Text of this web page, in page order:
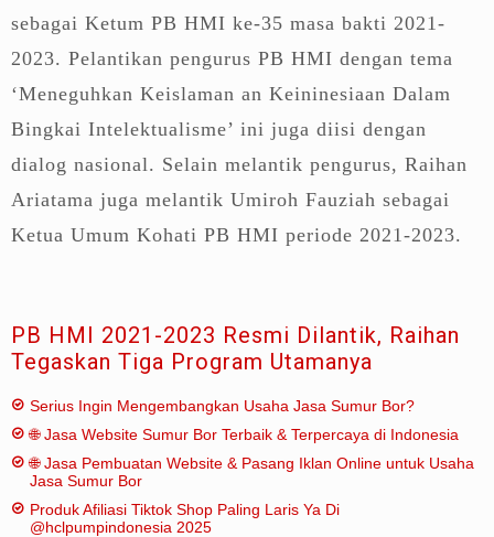
sebagai Ketum PB HMI ke-35 masa bakti 2021-
2023. Pelantikan pengurus PB HMI dengan tema
‘Meneguhkan Keislaman an Keininesiaan Dalam
Bingkai Intelektualisme’ ini juga diisi dengan
dialog nasional. Selain melantik pengurus, Raihan
Ariatama juga melantik Umiroh Fauziah sebagai
Ketua Umum Kohati PB HMI periode 2021-2023.
PB HMI 2021-2023 Resmi Dilantik, Raihan
Tegaskan Tiga Program Utamanya
Serius Ingin Mengembangkan Usaha Jasa Sumur Bor?
🌐 Jasa Website Sumur Bor Terbaik & Terpercaya di Indonesia
🌐 Jasa Pembuatan Website & Pasang Iklan Online untuk Usaha
Jasa Sumur Bor
Produk Afiliasi Tiktok Shop Paling Laris Ya Di
@hclpumpindonesia 2025